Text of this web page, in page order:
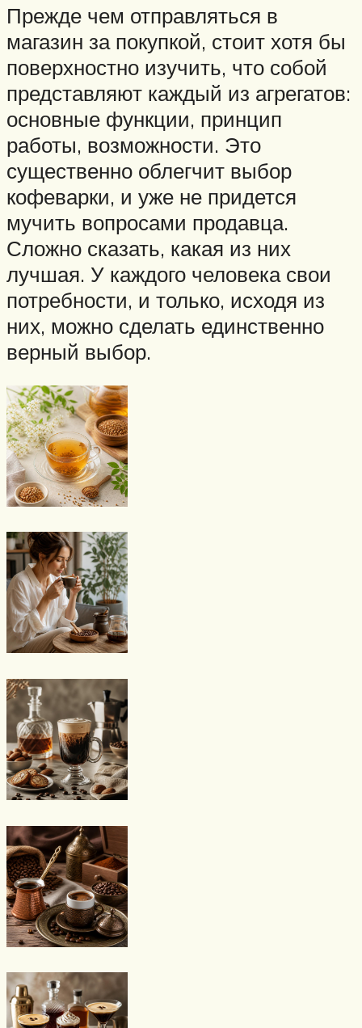
Прежде чем отправляться в
магазин за покупкой, стоит хотя бы
поверхностно изучить, что собой
представляют каждый из агрегатов:
основные функции, принцип
работы, возможности. Это
существенно облегчит выбор
кофеварки, и уже не придется
мучить вопросами продавца.
Сложно сказать, какая из них
лучшая. У каждого человека свои
потребности, и только, исходя из
них, можно сделать единственно
верный выбор.